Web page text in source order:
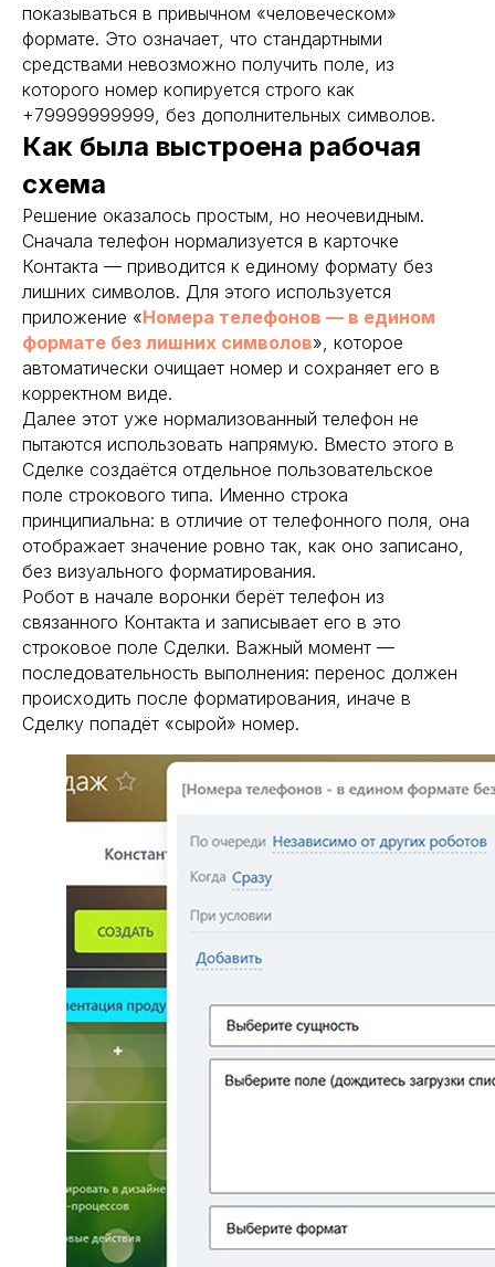
показываться в привычном «человеческом»
формате. Это означает, что стандартными
средствами невозможно получить поле, из
которого номер копируется строго как
+79999999999, без дополнительных символов.
Как была выстроена рабочая
схема
Решение оказалось простым, но неочевидным.
Сначала телефон нормализуется в карточке
Контакта — приводится к единому формату без
лишних символов. Для этого используется
приложение «Номера телефонов — в едином
формате без лишних символов», которое
автоматически очищает номер и сохраняет его в
корректном виде.
Далее этот уже нормализованный телефон не
пытаются использовать напрямую. Вместо этого в
Сделке создаётся отдельное пользовательское
поле строкового типа. Именно строка
принципиальна: в отличие от телефонного поля, она
отображает значение ровно так, как оно записано,
без визуального форматирования.
Робот в начале воронки берёт телефон из
связанного Контакта и записывает его в это
строковое поле Сделки. Важный момент —
последовательность выполнения: перенос должен
происходить после форматирования, иначе в
Сделку попадёт «сырой» номер.